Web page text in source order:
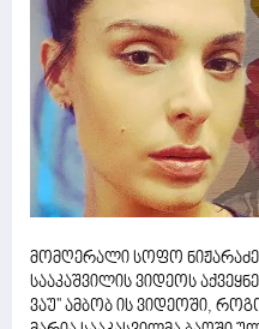
მომღერალი სოფო ნიჟარაძე
სააკაშვილის ვიდეოს
ვაუ'' ამბობ ის ვიდეოში,